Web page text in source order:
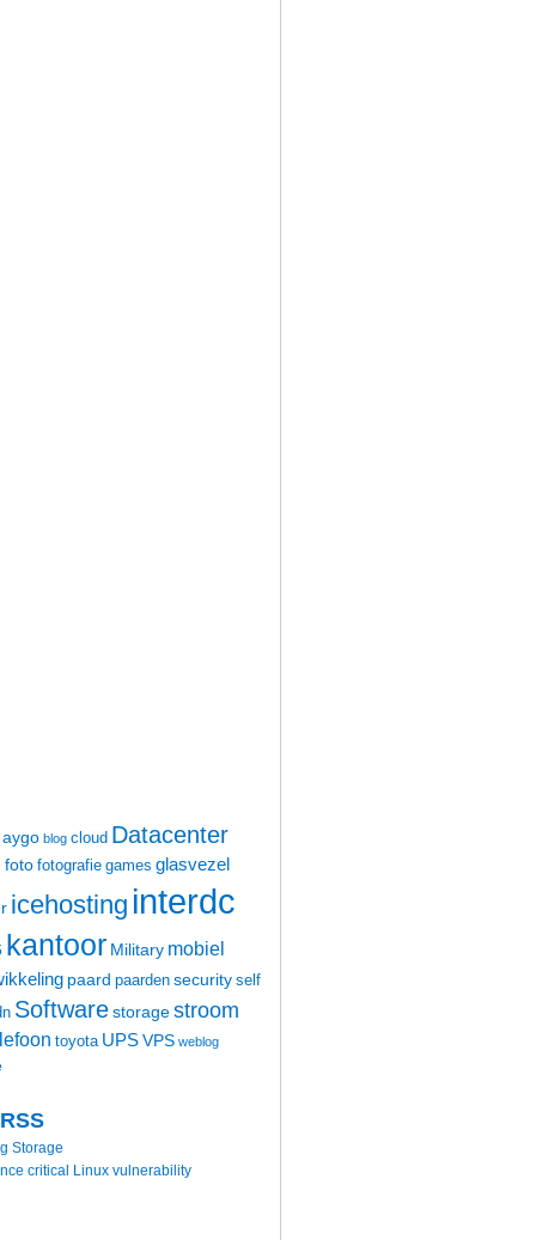
aygo blog cloud Datacenter
foto fotografie games glasvezel
icehosting interdc
kantoor Military mobiel
paard paarden security self
Softwarestoragestroom
toyota UPSVPS weblog
Storage
critical Linux vulnerability